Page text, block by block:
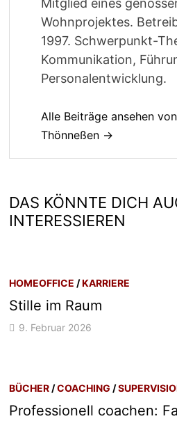
Mitglied eines
Wohnprojektes.
1997. Schwerpunkt-
Kommunikation,
Personalentwicklung.
Alle Beiträge ansehen
Thönneßen →
DAS KÖNNTE DICH
INTERESSIEREN
HOMEOFFICE /KARRIERE
Stille im Raum
9. Februar 2026
BÜCHER /COACHING /
Professionell coachen: